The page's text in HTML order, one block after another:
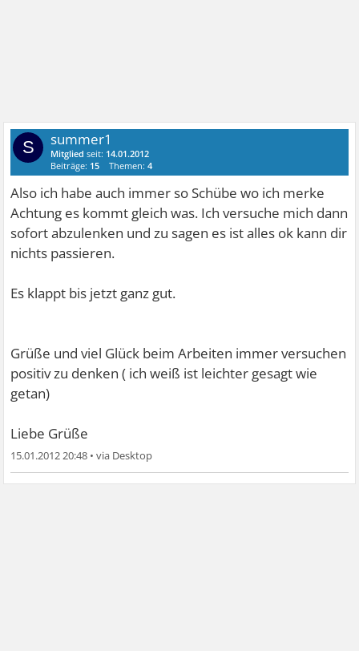
S summer1
Mitglied seit: 14.01.2012
Beiträge: 15 Themen:4
Also ich habe auch immer so Schübe wo ich merke
Achtung es kommt gleich was. Ich versuche mich dann
sofort abzulenken und zu sagen es ist alles ok kann dir
nichts passieren.
Es klappt bis jetzt ganz gut.
Grüße und viel Glück beim Arbeiten immer versuchen
positiv zu denken ( ich weiß ist leichter gesagt wie
getan)
Liebe Grüße
15.01.2012 20:48 •